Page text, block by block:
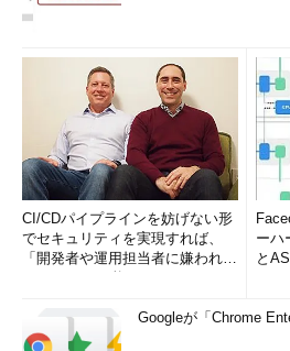
CI/CDパイプラインを妨げない形
でセキュリティを実現すれば、
「開発者や運用担当者に嫌われな
ーハ
と
Googleが「Chrome